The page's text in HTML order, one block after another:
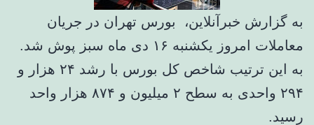
به گزارش خبرآنلاین، بورس تهران در جریان
معاملات امروز یکشنبه ۱۶ دی ماه سبز پوش شد.
به این ترتیب شاخص کل بورس با رشد ۲۴ هزار و
۲۹۴ واحدی به سطح ۲ میلیون و ۸۷۴ هزار واحد
رسید.